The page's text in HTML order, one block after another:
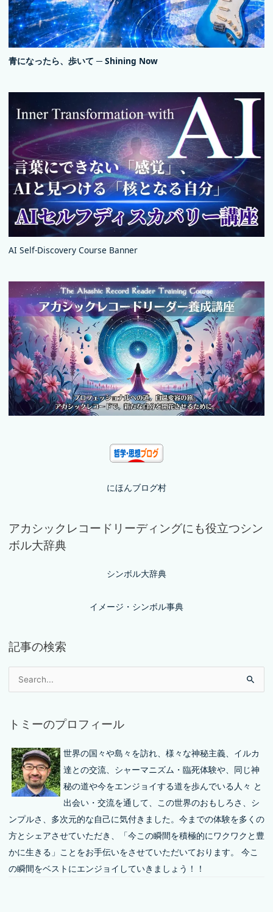
青になったら、歩いて ─ Shining Now
AI Self-Discovery Course Banner
にほんブログ村
アカシックレコードリーディングにも役立つシン
ボル大辞典
シンボル大辞典
イメージ・シンボル事典
記事の検索
トミーのプロフィール
世界の国々や島々を訪れ、様々な神秘主義、イルカ
達との交流、シャーマニズム・臨死体験や、同じ神
秘の道や今をエンジョイする道を歩んでいる人々 と
出会い・交流を通して、この世界のおもしろさ、シ
ンプルさ、多次元的な自己に気付きました。今までの体験を多くの
方とシェアさせていただき、「今この瞬間を積極的にワクワクと豊
かに生きる」ことをお手伝いをさせていただいております。 今こ
の瞬間をベストにエンジョイしていきましょう！！